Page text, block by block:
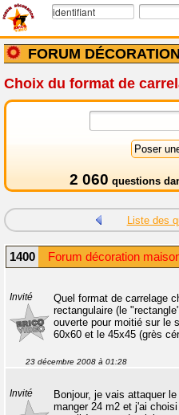
FORUM DÉCORATION
Choix du format de
2 060 questions
Liste des
1400 Forum décoration
Invité
Quel format de carrelage
rectangulaire (le
ouverte pour moitié sur le
60x60 et le 45x45 (grès
23 décembre 2008 à 01:28
Invité
Bonjour, je vais attaquer
manger 24 m2 et j'ai